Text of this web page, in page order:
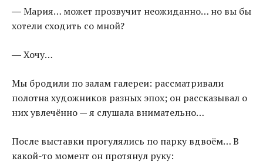
― Мария… может прозвучит неожиданно… но вы бы
хотели сходить со мной?
― Хочу…
Мы бродили по залам галереи: рассматривали
полотна художников разных эпох; он рассказывал о
них увлечённо — я слушала внимательно…
После выставки прогулялись по парку вдвоём… В
какой-то момент он протянул руку: